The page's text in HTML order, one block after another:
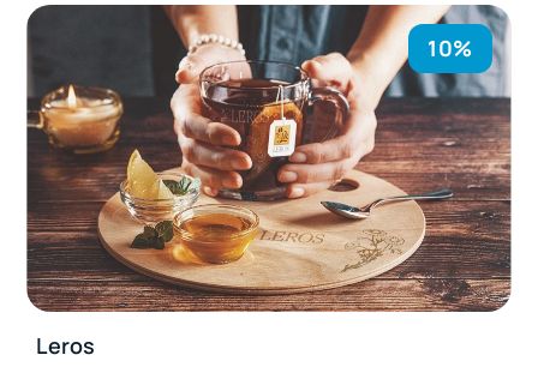
10%
Leros